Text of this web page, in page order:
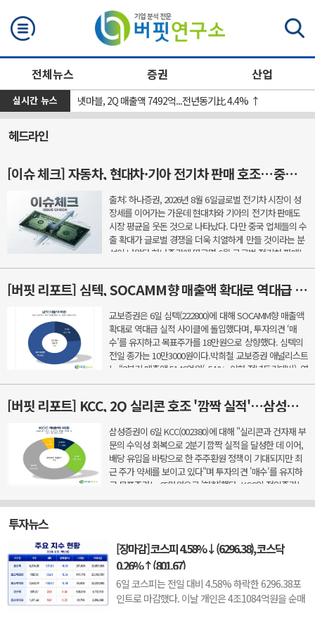
전체뉴스 증권 산업
실시간 뉴스
[장마감] 코스피 4.58%↓(6296.38), 코스닥 0.26%↑(801.67) 넷마블, 2Q 매출액 7492억...전년동기比 4.4% ↑
헤드라인
[이슈 체크] 자동차, 현대차·기아 전기차 판매 호조…중국 공세 속 경쟁력 시험대
출처: 하나증권, 2026년 8월 6일글로벌 전기차 시장이 성
장세를 이어가는 가운데 현대차와 기아의 전기차 판매도
시장 평균을 웃돈 것으로 나타났다. 다만 중국 업체들의 수
출 확대가 글로벌 경쟁을 더욱 치열하게 만들 것이라는 분
석이 나왔다.하나증권에 따르면 6월 글로벌 전기차 판매는
211만1000대로 지난해 같은 기간보다 11% 증가했다.
[버핏 리포트] 심텍, SOCAMM향 매출액 확대로 역대급 실적 사이클 돌입 – 교보
교보증권은 6일 심텍(222800)에 대해 SOCAMM향 매출액
확대로 역대급 실적 사이클에 돌입했다며, 투자의견 ‘매
수’를 유지하고 목표주가를 18만원으로 상향했다. 심텍의
전일 종가는 10만3000원이다.박희철 교보증권 애널리스트
는 “2분기 매출액 5146억원(+51%, 이하 전년동기대비), 영
업이익 629억원(+1035.3%), 영업이익률 12.2%을 기록했
[버핏 리포트] KCC, 2Q 실리콘 호조 '깜짝 실적'…삼성물산 배당 유입도 긍정적 - 삼성
삼성증권이 6일 KCC(002380)에 대해 "실리콘과 건자재 부
문의 수익성 회복으로 2분기 깜짝 실적을 달성한 데 이어,
배당 유입을 바탕으로 한 주주환원 정책이 기대되지만 최
근 주가 약세를 보이고 있다"며 투자의견 '매수'를 유지하
고 목표주가는 65만원으로 '하향'했다. KCC의 전일종가는
43만2000원이다.조현렬 삼성증권 애널리스트는 ...
투자뉴스
[장마감] 코스피 4.58%↓(6296.38), 코스닥
0.26%↑(801.67)
6일 코스피는 전일 대비 4.58% 하락한 6296.38포
인트로 마감했다. 이날 개인은 4조1084억원을 순매
검색